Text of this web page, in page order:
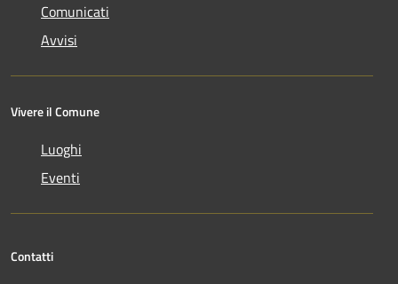
Comunicati
Avvisi
Vivere il Comune
Luoghi
Eventi
Contatti